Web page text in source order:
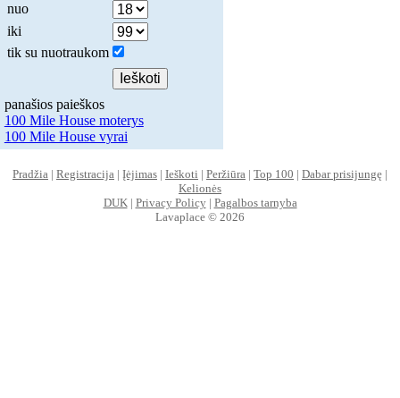
nuo
iki
tik su nuotraukom
panašios paieškos
100 Mile House moterys
100 Mile House vyrai
Pradžia | Registracija | Įėjimas | Ieškoti | Peržiūra | Top 100 | Dabar prisijungę |
Kelionės
DUK| Privacy Policy| Pagalbos tarnyba
Lavaplace © 2026